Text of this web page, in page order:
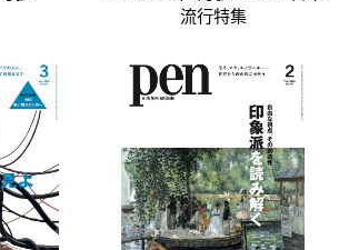
流行特集